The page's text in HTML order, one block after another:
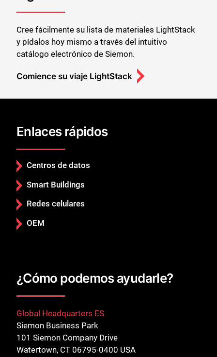
Cree fácilmente su lista de materiales LightStack
y pídalos hoy mismo a través del intuitivo
catálogo electrónico de Siemon.
Comience su viaje LightStack
Enlaces rápidos
Centros de datos
Smart Buildings
Redes celulares
OEM
¿Cómo podemos ayudarle?
Global Headquarters ES
Siemon Business Park
101 Siemon Company Drive
Watertown, CT 06795-0400 USA